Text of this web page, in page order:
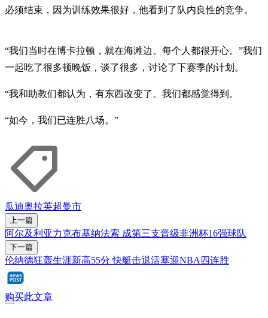
必须结束，因为训练效果很好，他看到了队内良性的竞争。
“我们当时在博卡拉顿，就在海滩边。每个人都很开心。”我们
一起吃了很多顿晚饭，谈了很多，讨论了下赛季的计划。
“我和助教们都认为，有东西改变了。我们都感觉得到。
“如今，我们已连胜八场。”
瓜迪奥拉英超曼市
上一篇
阿尔及利亚力克布基纳法索 成第三支晋级非洲杯16强球队
下一篇
伦纳德狂轰生涯新高55分 快艇击退活塞迎NBA四连胜
购买此文章